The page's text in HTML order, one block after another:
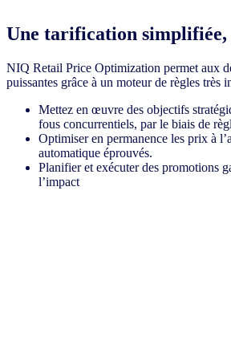
Une tarification
NIQ Retail Price Optimization permet aux
puissantes grâce à un moteur de règles
Mettez en œuvre des objectifs
fous concurrentiels, par le biais de
Optimiser en permanence les prix à
automatique éprouvés.
Planifier et exécuter des promotions
l’impact